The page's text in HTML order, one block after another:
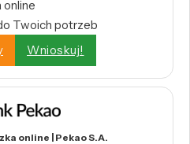
Twoich potrzeb
Wnioskuj!
online | Pekao S.A.